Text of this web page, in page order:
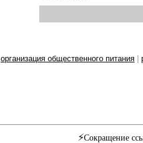
организация общественного питания
⚡Сокращение